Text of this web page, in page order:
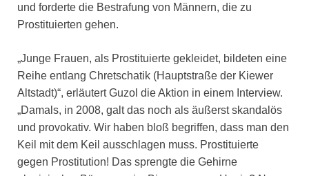
und forderte die Bestrafung von Männern, die zu
Prostituierten gehen.
„Junge Frauen, als Prostituierte gekleidet, bildeten eine
Reihe entlang Chretschatik (Hauptstraße der Kiewer
Altstadt)“, erläutert Guzol die Aktion in einem Interview.
„Damals, in 2008, galt das noch als äußerst skandalös
und provokativ. Wir haben bloß begriffen, dass man den
Keil mit dem Keil ausschlagen muss. Prostituierte
gegen Prostitution! Das sprengte die Gehirne